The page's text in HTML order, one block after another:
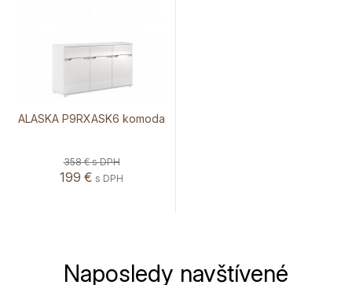
ALASKA P9RXASK6 komoda
358 €s DPH
199 € s DPH
Naposledy navštívené